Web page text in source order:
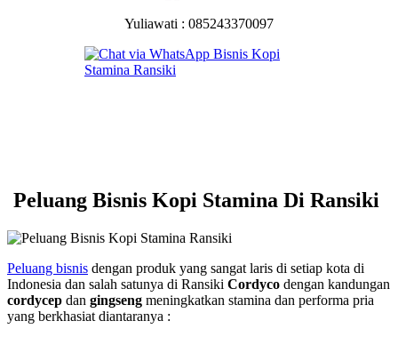
Yuliawati : 085243370097
Peluang Bisnis Kopi Stamina Di Ransiki
Peluang bisnis dengan produk yang sangat laris di setiap kota di
Indonesia dan salah satunya di Ransiki Cordyco dengan kandungan
cordycep dan gingseng meningkatkan stamina dan performa pria
yang berkhasiat diantaranya :